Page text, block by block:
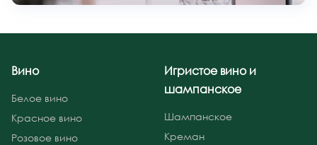
Вино
Белое вино
Красное вино
Розовое вино
Игристое вино и
шампанское
Шампанское
Креман